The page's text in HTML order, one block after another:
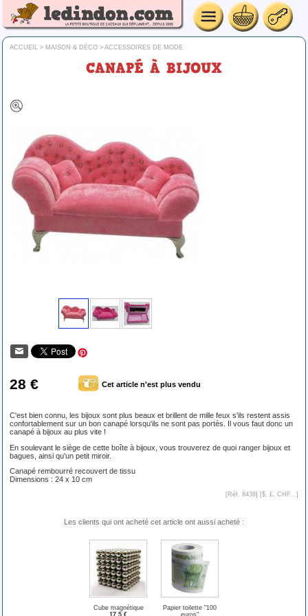
ACCUEIL > MAISON & DÉCO > ACCESSOIRES DE MODE
CANAPÉ À BIJOUX
28 € Cet article n'est plus vendu
C'est bien connu, les bijoux sont plus beaux et brillent de mille feux s'ils restent assis
confortablement sur un bon canapé lorsqu'ils ne sont pas portés. Il vous faut donc un
canapé à bijoux au plus vite !
En soulevant le siège de cette boîte à bijoux, vous trouverez de quoi ranger bijoux et
bagues, ainsi qu'un petit miroir.
Canapé rembourré recouvert de tissu
Dimensions : 24 x 10 cm
[Réf. 8438] [$, £, CHF... ]
Les clients qui ont acheté cet article ont aussi acheté :
Cube magnétique
Papier toilette "100